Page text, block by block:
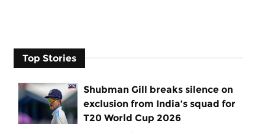
Top Stories
Shubman Gill breaks silence on
exclusion from India’s squad for
T20 World Cup 2026